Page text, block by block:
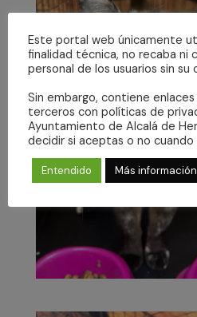
Este portal web únicamente
finalidad técnica, no recaba
personal de los usuarios sin su
Sin embargo, contiene
terceros con políticas de
Ayuntamiento de Alcalá de
decidir si aceptas o no cuando
Entendido Más información